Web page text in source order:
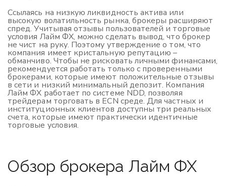
Ссылаясь на низкую ликвидность актива или
высокую волатильность рынка, брокеры расширяют
спред. Учитывая отзывы пользователей и торговые
условия Лайм ФХ, можно сделать вывод, что брокер
не чист на руку. Поэтому утверждение о том, что
компания имеет кристальную репутацию –
обманчиво. Чтобы не рисковать личными финансами,
рекомендуется работать только с проверенными
брокерами, которые имеют положительные отзывы
в сети и низкий минимальный депозит. Компания
Лайм ФХ работает по системе NDD, позволяя
трейдерам торговать в ECN среде. Для частных и
институционных клиентов доступны три реальных
счета, которые имеют практически идентичные
торговые условия.
Обзор брокера Лайм ФХ